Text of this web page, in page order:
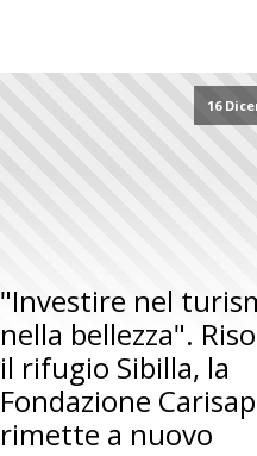
16
"Investire nel
nella bellezza".
il rifugio Sibilla, la
Fondazione
rimette a nuovo